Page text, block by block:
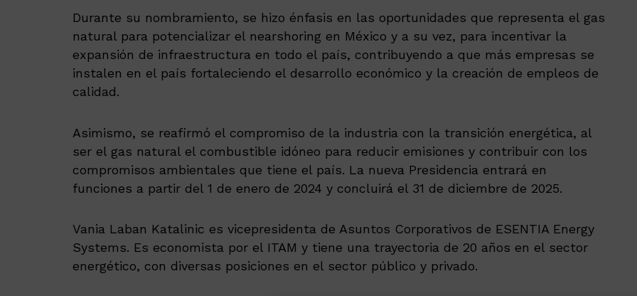
Durante su nombramiento, se hizo énfasis en las oportunidades que representa el gas
natural para potencializar el nearshoring en México y a su vez, para incentivar la
expansión de infraestructura en todo el país, contribuyendo a que más empresas se
instalen en el país fortaleciendo el desarrollo económico y la creación de empleos de
calidad.
Asimismo, se reafirmó el compromiso de la industria con la transición energética, al
ser el gas natural el combustible idóneo para reducir emisiones y contribuir con los
compromisos ambientales que tiene el país. La nueva Presidencia entrará en
funciones a partir del 1 de enero de 2024 y concluirá el 31 de diciembre de 2025.
Vania Laban Katalinic es vicepresidenta de Asuntos Corporativos de ESENTIA Energy
Systems. Es economista por el ITAM y tiene una trayectoria de 20 años en el sector
energético, con diversas posiciones en el sector público y privado.